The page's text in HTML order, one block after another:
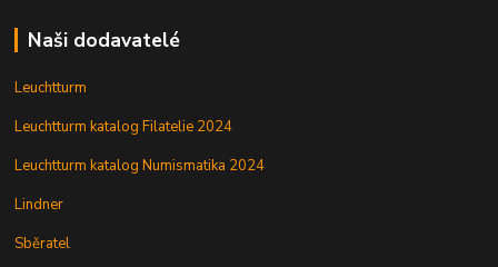
Naši dodavatelé
Leuchtturm
Leuchtturm katalog Filatelie 2024
Leuchtturm katalog Numismatika 2024
Lindner
Sběratel